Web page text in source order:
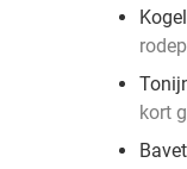
kort